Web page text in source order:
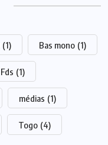
(1) Bas mono (1)
Fds (1)
médias (1)
Togo (4)